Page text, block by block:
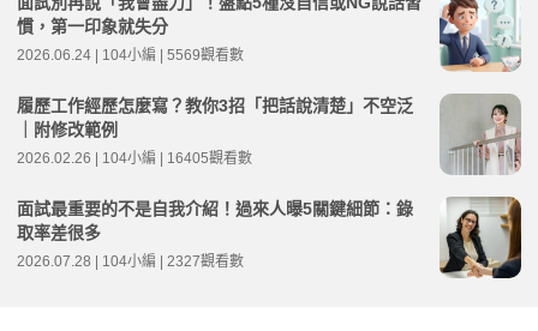
慣，第一印象就失分
2026.06.24 | 104小編 | 5569觀看數
履歷工作經歷怎麼寫？教你3招「把話說清楚」不空泛
｜附修改範例
2026.02.26 | 104小編 | 16405觀看數
面試最重要的不是自我介紹！過來人曝5關鍵細節：錄
取率差很多
2026.07.28 | 104小編 | 2327觀看數